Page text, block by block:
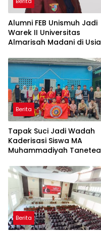
Alumni FEB Unismuh Jadi
Warek II Universitas
Almarisah Madani di Usia
Berita
Tapak Suci Jadi Wadah
Kaderisasi Siswa MA
Muhammadiyah Tanetea
Berita